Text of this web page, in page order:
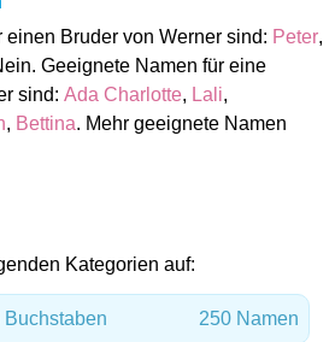
Bruder von Werner sind: Peter,
Geeignete Namen für eine
sind: Ada Charlotte, Lali,
, Bettina. Mehr geeignete Namen
Kategorien auf:
250 Namen